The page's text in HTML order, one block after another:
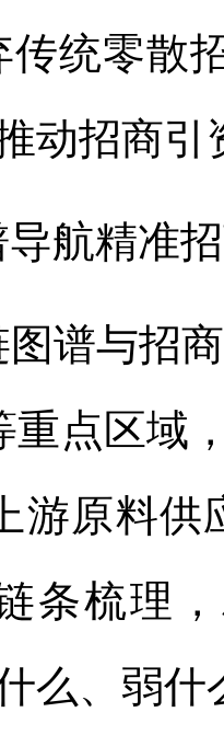
传统零散
动招商引
导航精准
谱与招
重点区域
游原料供
条梳理
么、弱什